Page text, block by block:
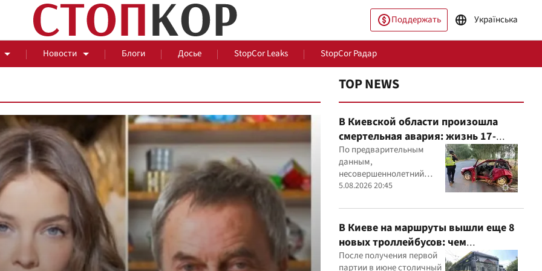
Поддержать Українська
Новости Блоги Досье StopCor Leaks StopCor Радар
За оградой
События Общество
TOP NEWS
В Киевской области произошла
смертельная авария: жизнь 17-
летнего водителя спасти не удалось
По предварительным
данным,
несовершеннолетний
водитель Mitsubishi не
после чего автомобиль
врезался в дерево
5.08.2026 20:45
В Киеве на маршруты вышли еще 8
новых троллейбусов: чем
оборудовали транспорт
После получения первой
партии в июне столичный